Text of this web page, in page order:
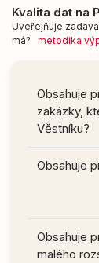
Kvalita dat na
Uveřejňuje
má? metodika
Obsahuje
zakázky,
Věstníku?
Obsahuje
Obsahuje
malého